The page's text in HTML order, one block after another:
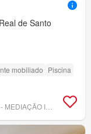
de Santo
mobiliado Piscina